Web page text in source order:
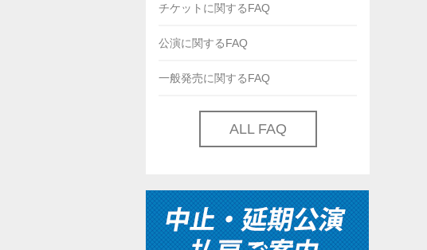
チケットに関するFAQ
公演に関するFAQ
一般発売に関するFAQ
ALL FAQ